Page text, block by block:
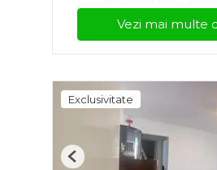
Vezi mai multe
Exclusivitate
Previous